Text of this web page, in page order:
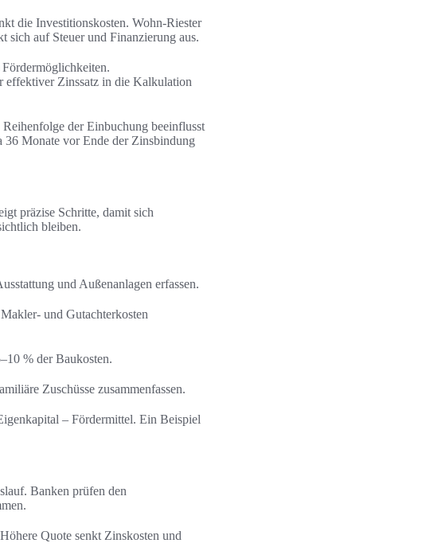
die Investitionskosten. Wohn-Riester
sich auf Steuer und Finanzierung aus.
effektiver Zinssatz in die Kalkulation
der Einbuchung beeinflusst
Monate vor Ende der Zinsbindung
präzise Schritte, damit sich
bleiben.
und Außenanlagen erfassen.
und Gutachterkosten
% der Baukosten.
Zuschüsse zusammenfassen.
– Fördermittel. Ein Beispiel
Banken prüfen den
Quote senkt Zinskosten und